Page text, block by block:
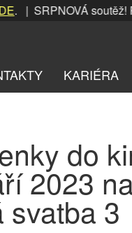
. | SRPNOVÁ soutěž!
KARIÉRA
do
2023
svatba 3